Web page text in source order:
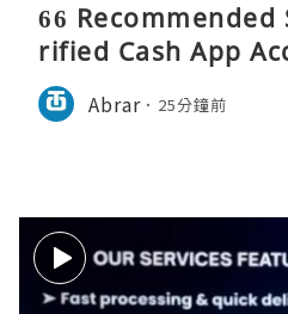
66
rified Cash App
Abrar 25分鐘前